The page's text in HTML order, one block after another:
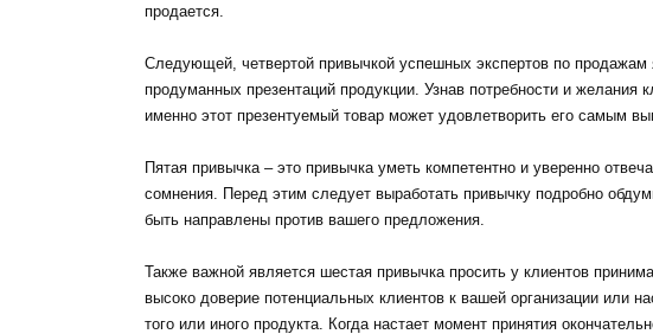
продается.
Следующей, четвертой привычкой успешных экспертов по продажам
продуманных презентаций продукции. Узнав потребности и желания
именно этот презентуемый товар может удовлетворить его самым
Пятая привычка – это привычка уметь компетентно и уверенно
сомнения. Перед этим следует выработать привычку подробно
быть направлены против вашего предложения.
Также важной является шестая привычка просить у клиентов
высоко доверие потенциальных клиентов к вашей организации или
того или иного продукта. Когда настает момент принятия